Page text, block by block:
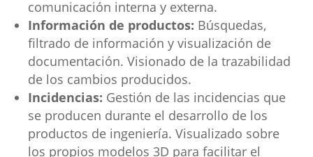
comunicación interna y externa.
Información de productos: Búsquedas,
filtrado de información y visualización de
documentación. Visionado de la trazabilidad
de los cambios producidos.
Incidencias: Gestión de las incidencias que
se producen durante el desarrollo de los
productos de ingeniería. Visualizado sobre
los propios modelos 3D para facilitar el